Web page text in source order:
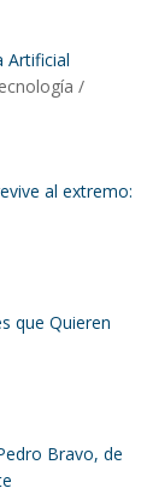
Artificial
/
al extremo:
que Quieren
Bravo, de